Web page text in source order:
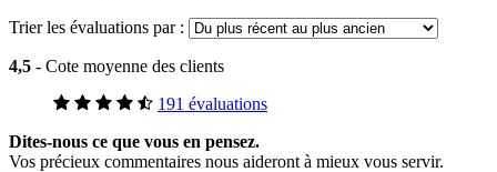
Trier les évaluations par :
4,5 - Cote moyenne des clients
191 évaluations
Dites-nous ce que vous en pensez.
Vos précieux commentaires nous aideront à mieux vous servir.